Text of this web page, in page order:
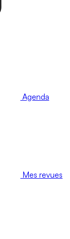
Agenda
Mes revues